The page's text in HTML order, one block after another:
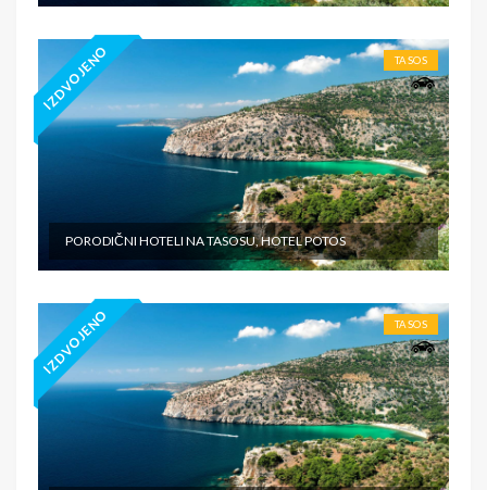
IZDVOJENO TASOS
PORODIČNI HOTELI NA TASOSU, HOTEL POTOS
IZDVOJENO TASOS